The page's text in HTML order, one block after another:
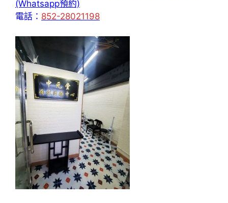
(Whatsapp預約)
電話： 852-28021198